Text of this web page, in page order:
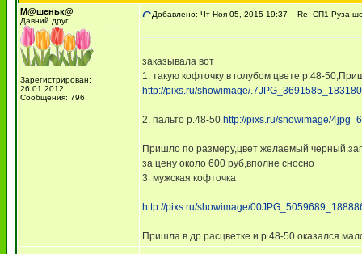
М@шеньк@
Давний друг
Зарегистрирован:
26.01.2012
Сообщения: 796
Добавлено: Чт Ноя 05, 2015 19:37 Re: СП1 Руза-
заказывала вот
1. такую кофточку в голубом цвете р.48-
http://pixs.ru/showimage/
2. пальто р.48-50 http://pixs.ru/showimage/
Пришло по размеру,цвет желаемый
за цену около 600 руб,вполне сносно
3. мужская кофточка
http://pixs.ru/showimage/
Пришла в др.расцветке и р.48-50 оказался